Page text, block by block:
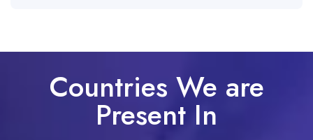
Countries We are
Present In